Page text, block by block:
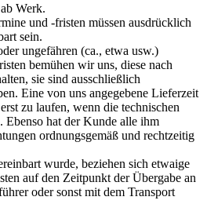
Werk.
und -fristen müssen ausdrücklich
sein.
ungefähren (ca., etwa usw.)
bemühen wir uns, diese nach
sie sind ausschließlich
Eine von uns angegebene Lieferzeit
zu laufen, wenn die technischen
Ebenso hat der Kunde alle ihm
ordnungsgemäß und rechtzeitig
wurde, beziehen sich etwaige
auf den Zeitpunkt der Übergabe an
oder sonst mit dem Transport